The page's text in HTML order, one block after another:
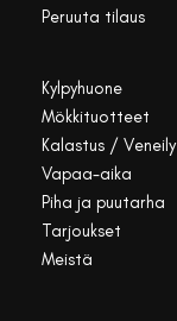
Peruuta tilaus
Kylpyhuone
Mökkituotteet
Kalastus / Veneily
Vapaa-aika
Piha ja puutarha
Tarjoukset
Meistä